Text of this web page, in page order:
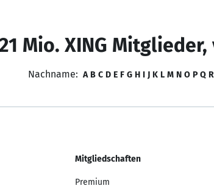
Mio. XING Mitglieder,
Nachname: A B C D E F G H I J K L M N O P Q R
Mitgliedschaften
Premium